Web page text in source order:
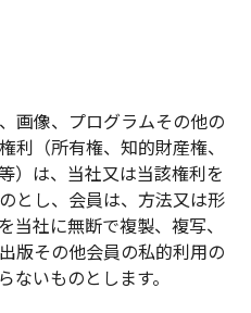
画像、プログラムその他の
利（所有権、知的財産権、
）は、当社又は当該権利を
とし、会員は、方法又は形
当社に無断で複製、複写、
版その他会員の私的利用の
ないものとします。